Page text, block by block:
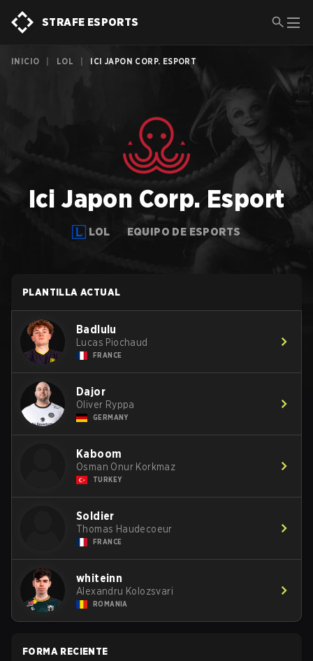
STRAFE ESPORTS
INICIO LOL ICI JAPON CORP. ESPORT
Ici Japon Corp. Esport
LOL EQUIPO DE ESPORTS
PLANTILLA ACTUAL
Badlulu
Lucas Piochaud
FRANCE
Dajor
Oliver Ryppa
GERMANY
Kaboom
Osman Onur Korkmaz
TURKEY
Soldier
Thomas Haudecoeur
FRANCE
whiteinn
Alexandru Kolozsvari
ROMANIA
FORMA RECIENTE